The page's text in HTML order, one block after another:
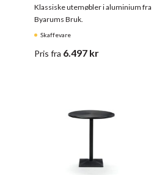
Skaffevare
Klassiske utemøbler i aluminium fra
Byarums Bruk.
Pris fra 6.497 kr